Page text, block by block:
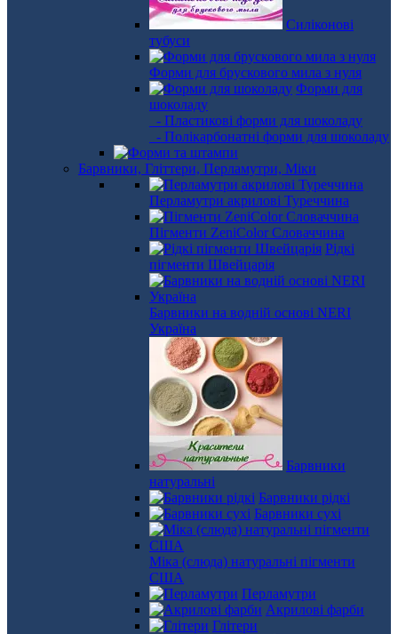
Силіконові
тубуси
Форми для брускового мила з нуля
Форми для
шоколаду
- Пластикові форми для шоколаду
- Полікарбонатні форми для шоколаду
Барвники, Гліттери, Перламутри, Міки
Перламутри акрилові Туреччина
Пігменти ZeniColor Словаччина
Рідкі
пігменти Швейцарія
Барвники на водній основі NERI
Україна
Барвники
натуральні
Барвники рідкі
Барвники сухі
Міка (слюда) натуральні пігменти
США
Перламутри
Акрилові фарби
Глітери